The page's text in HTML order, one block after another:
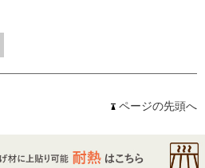
ページの先頭へ